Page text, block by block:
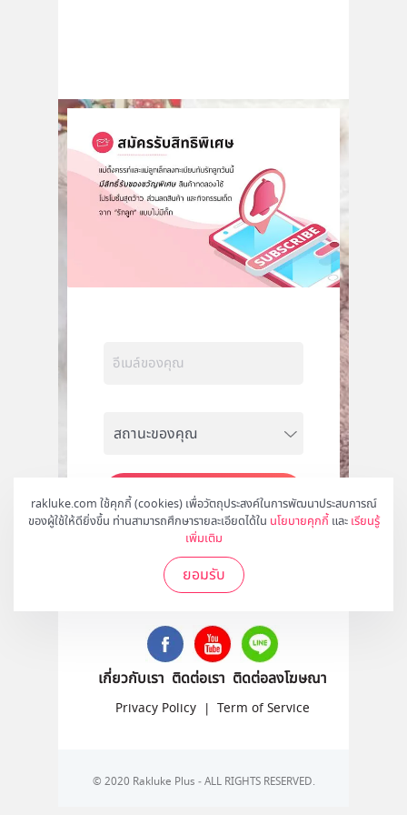
rakluke.com ใช้คุกกี้ (cookies) เพื่อวัตถุประสงค์ในการพัฒนาประสบการณ์
ของผู้ใช้ให้ดียิ่งขึ้น ท่านสามารถศึกษารายละเอียดได้ใน นโยบายคุกกี้ และ เรียนรู้
เพิ่มเติม
ยอมรับ
สมัคร
ติดตามเราได้ที่
เกี่ยวกับเรา ติดต่อเรา ติดต่อลงโฆษณา
Privacy Policy | Term of Service
© 2020 Rakluke Plus - ALL RIGHTS RESERVED.